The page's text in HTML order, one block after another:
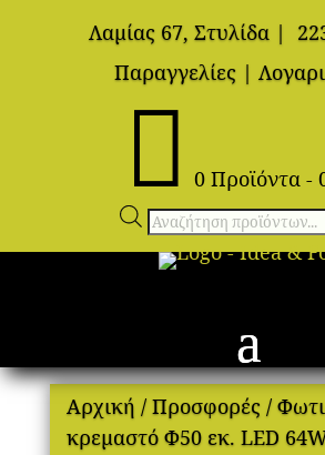
Λαμίας 67, Στυλίδα |
Παραγγελίες |
 0 Προϊόντα -
Αναζήτηση
προϊόντων
Αρχική / Προσφορές/
κρεμαστό Φ50 εκ. LED